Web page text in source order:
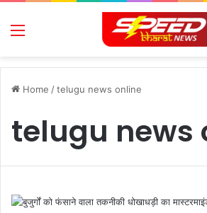
Menu
Home /telugu news online
telugu news